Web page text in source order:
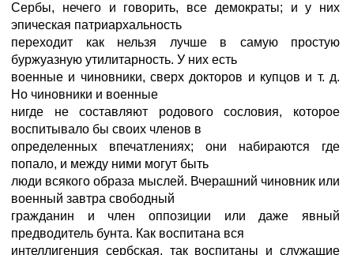
Сербы, нечего и говорить, все демократы; и у них
эпическая патриархальность
переходит как нельзя лучше в самую простую
буржуазную утилитарность. У них есть
военные и чиновники, сверх докторов и купцов и т. д.
Но чиновники и военные
нигде не составляют родового сословия, которое
воспитывало бы своих членов в
определенных впечатлениях; они набираются где
попало, и между ними могут быть
люди всякого образа мыслей. Вчерашний чиновник или
военный завтра свободный
гражданин и член оппозиции или даже явный
предводитель бунта. Как воспитана вся
интеллигенция сербская, так воспитаны и служащие